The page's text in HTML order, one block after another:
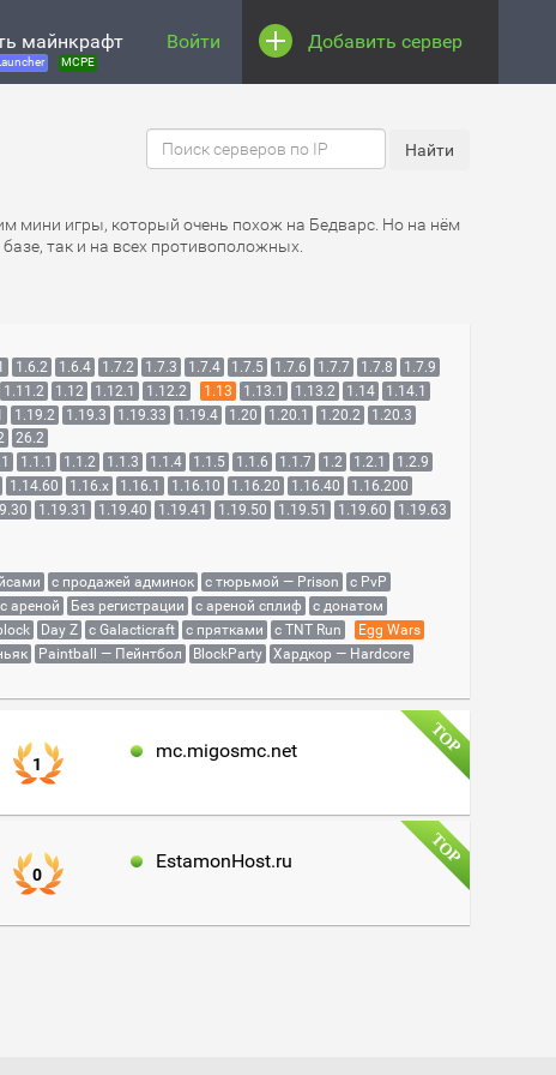
майнкрафт
MCPE
Войти Добавить сервер
мини игры, который очень похож на Бедварс. Но на нём
так и на всех противоположных.
1.6.2 1.6.4 1.7.2 1.7.3 1.7.4 1.7.5 1.7.6 1.7.7 1.7.8
1.7.9
1.11.2 1.12 1.12.1 1.12.2 1.13 1.13.1 1.13.2 1.14
1.14.1
1.19.2 1.19.3 1.19.33 1.19.4 1.20 1.20.1 1.20.2
1.20.3
26.2
1.1.1 1.1.2 1.1.3 1.1.4 1.1.5 1.1.6 1.1.7 1.2 1.2.1
1.2.9
1.14.60 1.16.x 1.16.1 1.16.10 1.16.20 1.16.40
1.16.200
1.19.31 1.19.40 1.19.41 1.19.50 1.19.51 1.19.60
1.19.63
с продажей админок с тюрьмой — Prison
с PvP
с ареной Без регистрации с ареной сплиф
с донатом
Day Z с Galacticraft с прятками с TNT Run
Egg Wars
Paintball — Пейнтбол BlockParty
Хардкор — Hardcore
1
mc.migosmc.net
0
EstamonHost.ru